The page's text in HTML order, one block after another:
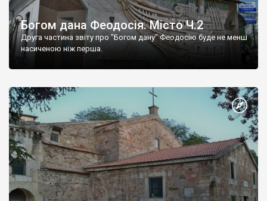
Богом дана Феодосія. Місто Ч.2
Друга частина звіту про "Богом дану" Феодосію буде не менш
насиченою ніж перша.